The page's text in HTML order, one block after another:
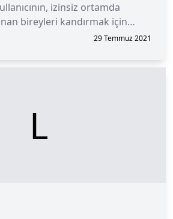
izinsiz ortamda
bireyleri kandırmak için
merkezi olmayan bir
29 Temmuz 2021
L